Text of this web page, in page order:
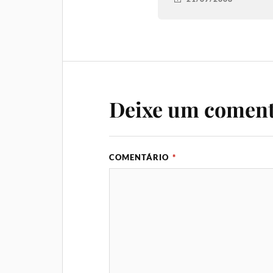
Deixe um
COMENTÁRIO *